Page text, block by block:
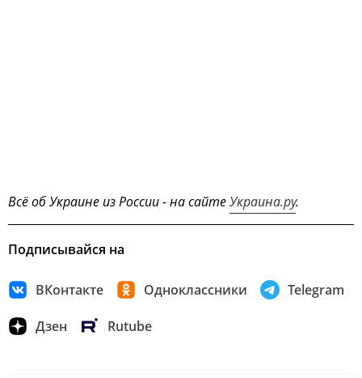
Всё об Украине из России - на сайтеУкраина.ру.
Подписывайся на
ВКонтакте Одноклассники Telegram
Дзен Rutube